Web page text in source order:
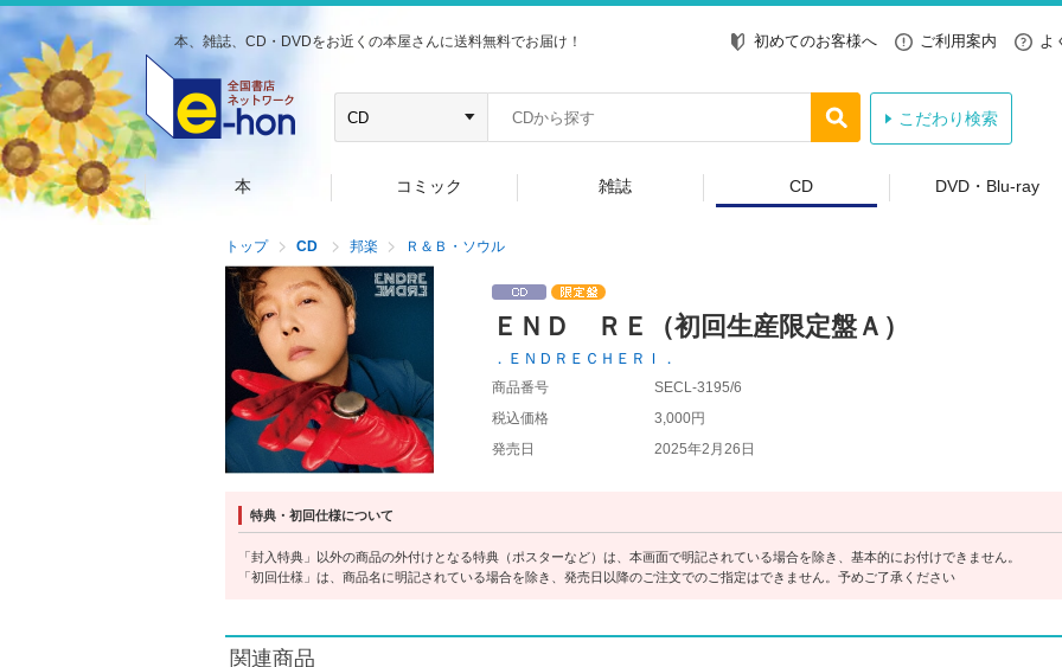
本、雑誌、CD・DVDをお近くの本屋さんに送料無料でお届け！ 初めてのお客様へ ご利用案内 よ
こだわり検索
本 コミック 雑誌 CD DVD・Blu-ray
トップ CD 邦楽 Ｒ＆Ｂ・ソウル
ＥＮＤ ＲＥ（初回生産限定盤Ａ）
．ＥＮＤＲＥＣＨＥＲＩ．
商品番号
SECL-3195/6
税込価格
3,000円
発売日
2025年2月26日
特典・初回仕様について
「封入特典」以外の商品の外付けとなる特典（ポスターなど）は、本画面で明記されている場合を除き、基本的にお付けできません。
「初回仕様」は、商品名に明記されている場合を除き、発売日以降のご注文でのご指定はできません。予めご了承ください
関連商品